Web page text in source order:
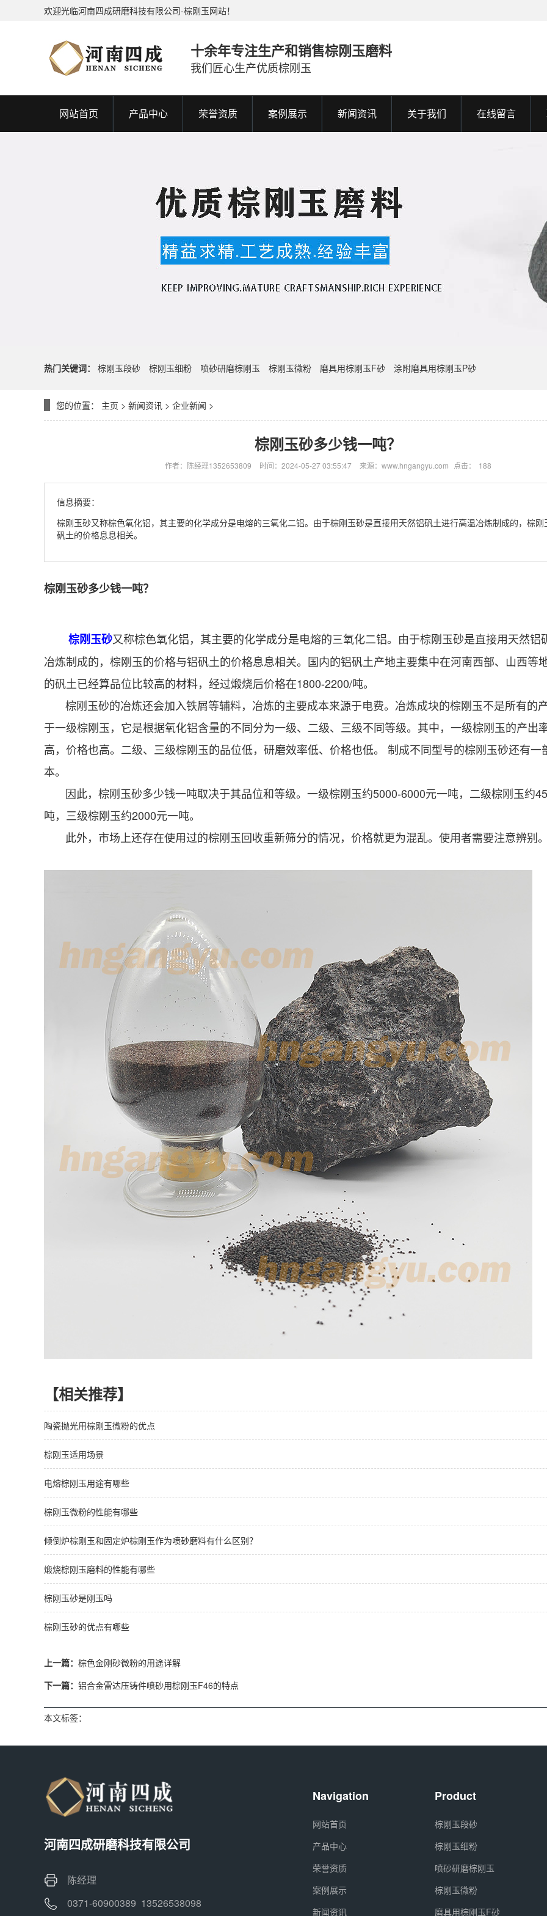
欢迎光临河南四成研磨科技有限公司-棕刚玉网站！
十余年专注生产和销售棕刚玉磨料
我们匠心生产优质棕刚玉
网站首页 产品中心 荣誉资质 案例展示 新闻资讯 关于我们 在线留言
热门关键词： 棕刚玉段砂 棕刚玉细粉 喷砂研磨棕刚玉 棕刚玉微粉 磨具用棕刚玉F砂 涂附磨具用棕刚玉P砂
您的位置： 主页 > 新闻资讯 > 企业新闻 >
棕刚玉砂多少钱一吨？
作者：陈经理1352653809 时间：2024-05-27 03:55:47 来源：www.hngangyu.com 点击： 188
信息摘要：
棕刚玉砂又称棕色氧化铝，其主要的化学成分是电熔的三氧化二铝。由于棕刚玉砂是直接用天然铝矾土进行高温冶炼制成的，棕刚
矾土的价格息息相关。
棕刚玉砂多少钱一吨？
棕刚玉砂又称棕色氧化铝，其主要的化学成分是电熔的三氧化二铝。由于棕刚玉砂是直接用天然铝
冶炼制成的，棕刚玉的价格与铝矾土的价格息息相关。国内的铝矾土产地主要集中在河南西部、山西等
的矾土已经算品位比较高的材料，经过煅烧后价格在1800-2200/吨。
棕刚玉砂的冶炼还会加入铁屑等辅料，冶炼的主要成本来源于电费。冶炼成块的棕刚玉不是所有的
于一级棕刚玉，它是根据氧化铝含量的不同分为一级、二级、三级不同等级。其中，一级棕刚玉的产出
高，价格也高。二级、三级棕刚玉的品位低，研磨效率低、价格也低。 制成不同型号的棕刚玉砂还有一
本。
因此，棕刚玉砂多少钱一吨取决于其品位和等级。一级棕刚玉约5000-6000元一吨，二级棕刚玉约
吨，三级棕刚玉约2000元一吨。
此外，市场上还存在使用过的棕刚玉回收重新筛分的情况，价格就更为混乱。使用者需要注意辨别。
【相关推荐】
陶瓷抛光用棕刚玉微粉的优点
棕刚玉适用场景
电熔棕刚玉用途有哪些
棕刚玉微粉的性能有哪些
倾倒炉棕刚玉和固定炉棕刚玉作为喷砂磨料有什么区别？
煅烧棕刚玉磨料的性能有哪些
棕刚玉砂是刚玉吗
棕刚玉砂的优点有哪些
上一篇： 棕色金刚砂微粉的用途详解
下一篇： 铝合金雷达压铸件喷砂用棕刚玉F46的特点
本文标签：
河南四成研磨科技有限公司
陈经理
0371-60900389 13526538098
Navigation
网站首页
产品中心
荣誉资质
案例展示
新闻资讯
Product
棕刚玉段砂
棕刚玉细粉
喷砂研磨棕刚玉
棕刚玉微粉
磨具用棕刚玉F砂